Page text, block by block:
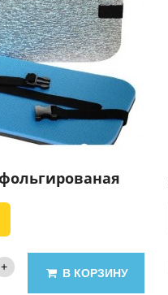
В КОРЗИНУ